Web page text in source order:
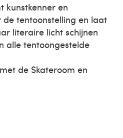
kunstkenner en
de tentoonstelling en laat
literaire licht schijnen
alle tentoongestelde
de Skateroom en